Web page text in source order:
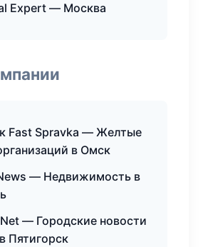
Expert — Москва
Fast Spravka — Желтые
в Омск
— Недвижимость в
— Городские новости
Пятигорск